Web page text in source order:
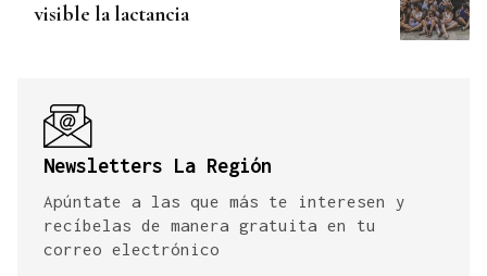
visible la lactancia
Newsletters La Región
Apúntate a las que más te interesen y
recíbelas de manera gratuita en tu
correo electrónico